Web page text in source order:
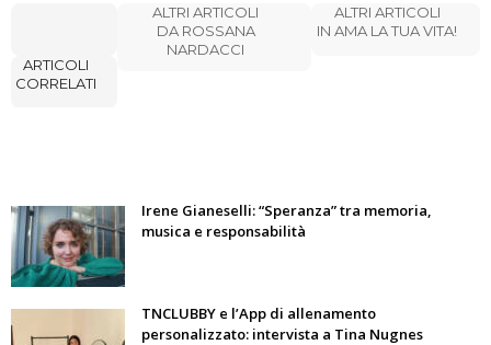
ARTICOLI
CORRELATI
ALTRI ARTICOLI
DA ROSSANA
NARDACCI
ALTRI ARTICOLI
IN AMA LA TUA VITA!
Irene Gianeselli: “Speranza” tra memoria,
musica e responsabilità
TNCLUBBY e l’App di allenamento
personalizzato: intervista a Tina Nugnes